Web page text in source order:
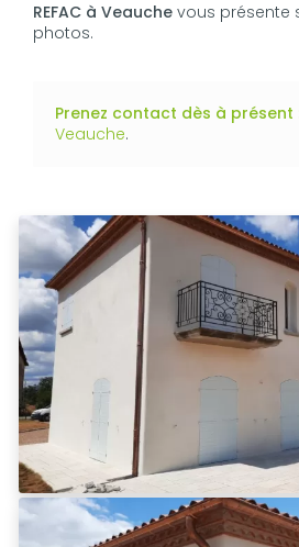
REFAC à Veauche vous présente
photos.
Prenez contact dès à présent
Veauche.